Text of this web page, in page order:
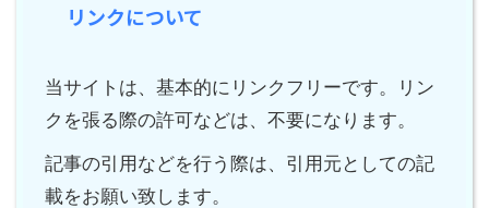
リンクについて
当サイトは、基本的にリンクフリーです。リン
クを張る際の許可などは、不要になります。
記事の引用などを行う際は、引用元としての記
載をお願い致します。